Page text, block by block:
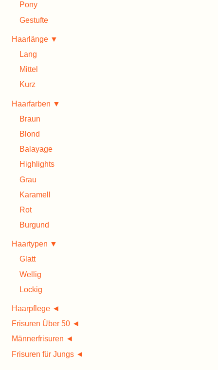
Pony
Gestufte
Haarlänge ▼
Lang
Mittel
Kurz
Haarfarben ▼
Braun
Blond
Balayage
Highlights
Grau
Karamell
Rot
Burgund
Haartypen ▼
Glatt
Wellig
Lockig
Haarpflege ◄
Frisuren Über 50 ◄
Männerfrisuren ◄
Frisuren für Jungs ◄